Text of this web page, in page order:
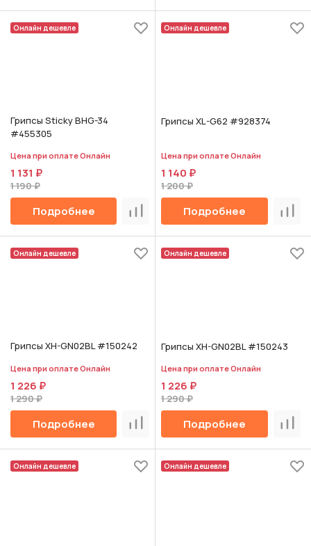
Онлайн дешевле
Грипсы Sticky BHG-34
#455305
Цена при оплате Онлайн
1 131 ₽
1 190 ₽
Подробнее Сравнить
Онлайн дешевле
Грипсы XL-G62 #928374
Цена при оплате Онлайн
1 140 ₽
1 200 ₽
Подробнее
Онлайн дешевле
Грипсы XH-GN02BL #150242
Цена при оплате Онлайн
1 226 ₽
1 290 ₽
Подробнее Сравнить
Онлайн дешевле
Грипсы XH-GN02BL #150243
Цена при оплате Онлайн
1 226 ₽
1 290 ₽
Подробнее
Онлайн дешевле Онлайн дешевле